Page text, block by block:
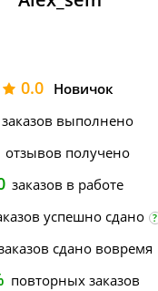
0.0 Новичок
заказов выполнено
отзывов получено
заказов в работе
успешно сдано ?
сдано вовремя
повторных заказов